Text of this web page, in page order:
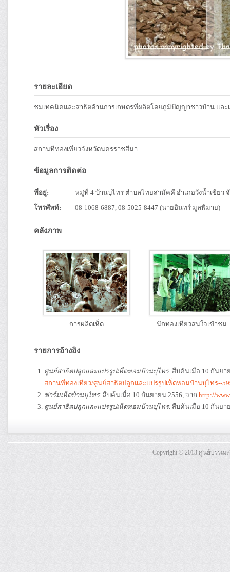
รายละเอียด
ชมเทคนิคและสาธิตด้านการเกษตรที่ผลิตโดยภูมิปัญญาชาวบ้าน และ
หัวเรื่อง
สถานที่ท่องเที่ยวจังหวัดนครราชสีมา
ข้อมูลการติดต่อ
ที่อยู่:
หมู่ที่ 4 บ้านบุไทร ตำบลไทยสามัคคี อำเภอวังน้ำเขียว
โทรศัพท์:
08-1068-6887, 08-5025-8447 (นายอินทร์ มูลพิมาย)
คลังภาพ
การผลิตเห็ด นักท่องเที่ยวสนใจเข้าชม
รายการอ้างอิง
ศูนย์สาธิตปลูกและแปรรูปเห็ดหอมบ้านบุไทร. สืบค้นเมื่อ 10 กันยา
สถานที่ท่องเที่ยว/ศูนย์สาธิตปลูกและแปรรูปเห็ดหอมบ้านบุไทร--
ฟาร์มเห็ดบ้านบุไทร. สืบค้นเมื่อ 10 กันยายน 2556, จาก http://
ศูนย์สาธิตปลูกและแปรรูปเห็ดหอมบ้านบุไทร. สืบค้นเมื่อ 10 กันยา
Copyright © 2013 ศูนย์บรร